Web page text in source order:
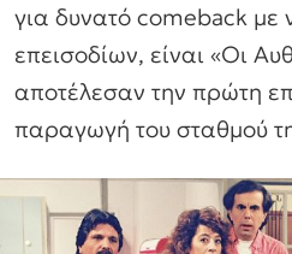
για δυνατό comeback με
επεισοδίων, είναι «Οι
αποτέλεσαν την πρώτη
παραγωγή του σταθμού